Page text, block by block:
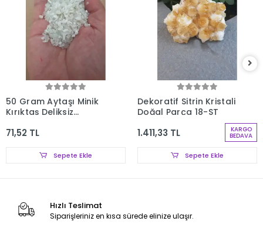
50 Gram Aytaşı Minik
Kırıktaş Deliksiz
71,52 TL
Sepete Ekle
Dekoratif Sitrin Kristali
Doğal Parça 18-ST
1.411,33 TL KARGO
BEDAVA
Sepete Ekle
Hızlı Teslimat
Siparişleriniz en kısa sürede elinize ulaşır.